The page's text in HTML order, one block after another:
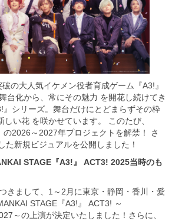
の大人気イケメン役者育成ゲーム『A3!』
台化から、常にその魅力 を開花し続けてき
』シリーズ。舞台だけにとどまらずその枠
い花 を咲かせています。 このたび、
の2026～2027年プロジェクトを解禁！ さ
た新規ビジュアルを公開しました！
STAGE『A3!』 ACT3! 2025当時のも
きまして、1～2月に東京・静岡・香川・愛
STAGE『A3!』 ACT3! ～
～の上演が決定いたしました！さらに、